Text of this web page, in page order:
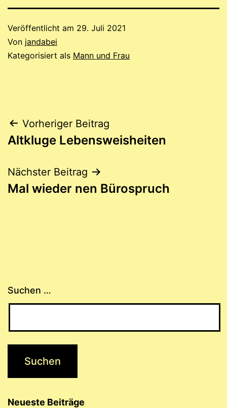
Veröffentlicht am 29. Juli 2021
Von jandabei
Kategorisiert als Mann und Frau
Beitragsnavigation
Vorheriger Beitrag
Altkluge Lebensweisheiten
Nächster Beitrag
Mal wieder nen Bürospruch
Suchen …
Neueste Beiträge